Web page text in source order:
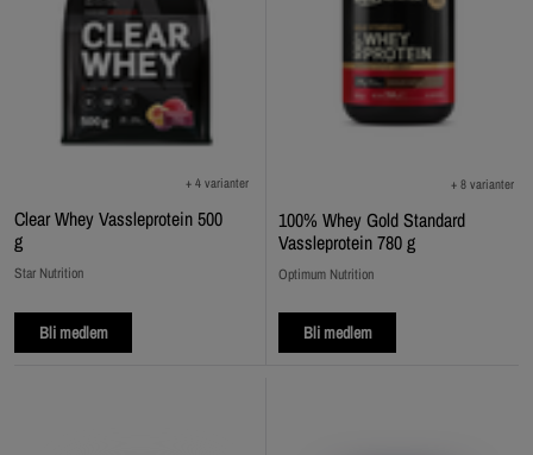
Clear Whey Vassleprotein 500
g
+ 4 varianter
Star Nutrition
Bli medlem
100% Whey Gold Standard
Vassleprotein 780 g
+ 8 varianter
Optimum Nutrition
Bli medlem